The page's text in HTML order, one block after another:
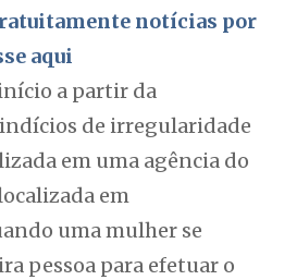
notícias por
aqui
a partir da
de irregularidade
em uma agência do
em
uma mulher se
pessoa para efetuar o